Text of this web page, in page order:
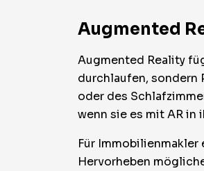
Augmented
Augmented Reality
durchlaufen, sondern
oder des
wenn sie es mit AR in
Für
Hervorheben